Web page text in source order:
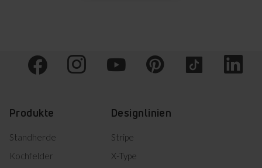
Bedienungsanleitung Herunterladen
Bedienungsanleitung
Bedienungsanleitung
Bedienungsanleitung
Produkte
Standherde
Kochfelder
Designlinien
Stripe
X-Type